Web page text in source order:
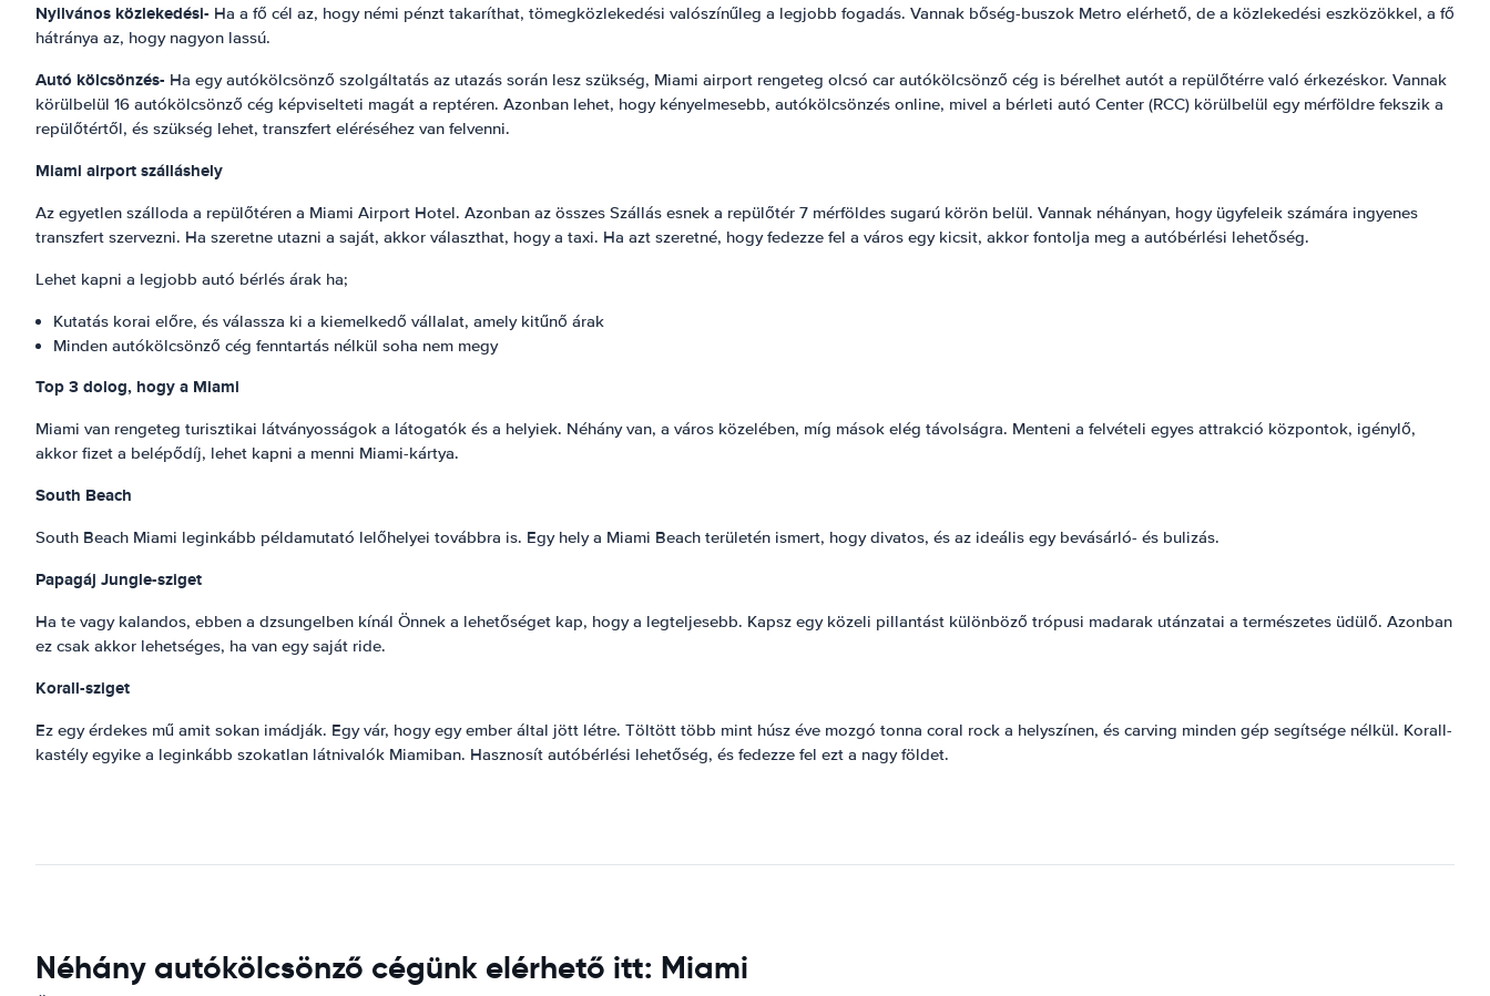
Nyilvános közlekedési- Ha a fő cél az, hogy némi pénzt takaríthat, tömegközlekedési valószínűleg a legjobb fogadás. Vannak bőség-buszok Metro elérhető, de a közlekedési eszközökkel, a fő
hátránya az, hogy nagyon lassú.
Autó kölcsönzés- Ha egy autókölcsönző szolgáltatás az utazás során lesz szükség, Miami airport rengeteg olcsó car autókölcsönző cég is bérelhet autót a repülőtérre való érkezéskor. Vannak
körülbelül 16 autókölcsönző cég képviselteti magát a reptéren. Azonban lehet, hogy kényelmesebb, autókölcsönzés online, mivel a bérleti autó Center (RCC) körülbelül egy mérföldre fekszik a
repülőtértől, és szükség lehet, transzfert eléréséhez van felvenni.
Miami airport szálláshely
Az egyetlen szálloda a repülőtéren a Miami Airport Hotel. Azonban az összes Szállás esnek a repülőtér 7 mérföldes sugarú körön belül. Vannak néhányan, hogy ügyfeleik számára ingyenes
transzfert szervezni. Ha szeretne utazni a saját, akkor választhat, hogy a taxi. Ha azt szeretné, hogy fedezze fel a város egy kicsit, akkor fontolja meg a autóbérlési lehetőség.
Lehet kapni a legjobb autó bérlés árak ha;
Kutatás korai előre, és válassza ki a kiemelkedő vállalat, amely kitűnő árak
Minden autókölcsönző cég fenntartás nélkül soha nem megy
Top 3 dolog, hogy a Miami
Miami van rengeteg turisztikai látványosságok a látogatók és a helyiek. Néhány van, a város közelében, míg mások elég távolságra. Menteni a felvételi egyes attrakció központok, igénylő,
akkor fizet a belépődíj, lehet kapni a menni Miami-kártya.
South Beach
South Beach Miami leginkább példamutató lelőhelyei továbbra is. Egy hely a Miami Beach területén ismert, hogy divatos, és az ideális egy bevásárló- és bulizás.
Papagáj Jungle-sziget
Ha te vagy kalandos, ebben a dzsungelben kínál Önnek a lehetőséget kap, hogy a legteljesebb. Kapsz egy közeli pillantást különböző trópusi madarak utánzatai a természetes üdülő. Azonban
ez csak akkor lehetséges, ha van egy saját ride.
Korall-sziget
Ez egy érdekes mű amit sokan imádják. Egy vár, hogy egy ember által jött létre. Töltött több mint húsz éve mozgó tonna coral rock a helyszínen, és carving minden gép segítsége nélkül. Korall-
kastély egyike a leginkább szokatlan látnivalók Miamiban. Hasznosít autóbérlési lehetőség, és fedezze fel ezt a nagy földet.
Néhány autókölcsönző cégünk elérhető itt: Miami